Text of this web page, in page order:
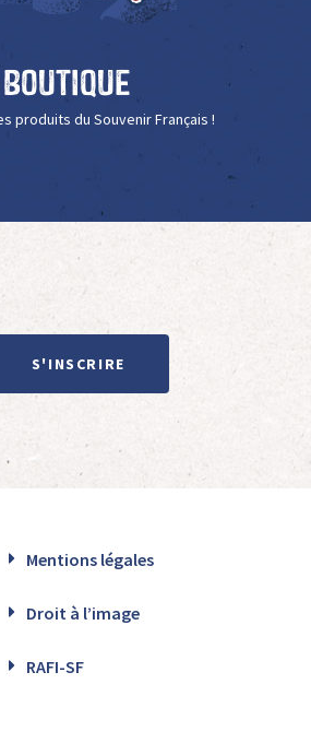
Boutique
produits du Souvenir Français !
S'INSCRIRE
Mentions légales
Droit à l’image
RAFI-SF